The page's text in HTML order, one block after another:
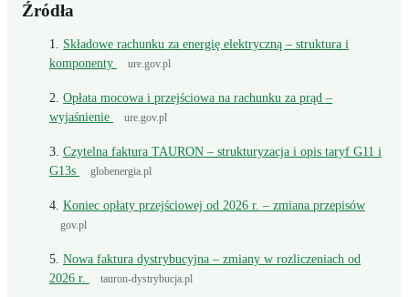
Źródła
Składowe rachunku za energię elektryczną – struktura i
komponenty
ure.gov.pl
Opłata mocowa i przejściowa na rachunku za prąd –
wyjaśnienie
ure.gov.pl
Czytelna faktura TAURON – strukturyzacja i opis taryf G11 i
G13s
globenergia.pl
Koniec opłaty przejściowej od 2026 r. – zmiana przepisów
gov.pl
Nowa faktura dystrybucyjna – zmiany w rozliczeniach od
2026 r.
tauron-dystrybucja.pl